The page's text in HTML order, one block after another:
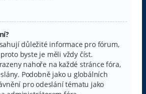
důležité informace pro fórum,
byste je měli vždy číst.
nahoře na každé stránce fóra,
Podobně jako u globálních
pro odeslání tématu jako